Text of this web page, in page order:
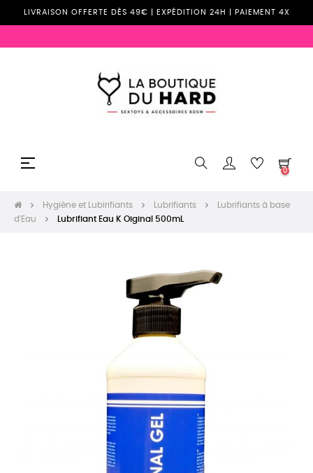
LIVRAISON OFFERTE DÈS 49€ | EXPÉDITION 24H | PAIEMENT 4X
Basculer
☰
0
Hygiène et Lubirifiants Lubrifiants
Lubrifiants à base
d'Eau
Lubrifiant Eau K Oiginal 500mL